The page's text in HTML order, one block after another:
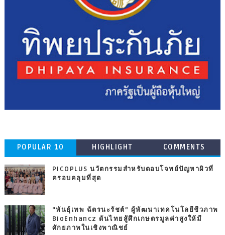
POPULAR 10 HIGHLIGHT COMMENTS
PICOPLUS นวัตกรรมสำหรับตอบโจทย์ปัญหาผิวที่
ครอบคลุมที่สุด
“พันธุ์เทพ ฉัตรนะรัชต์” ผู้พัฒนาเทคโนโลยีชีวภาพ
BioEnhancz ดันไทยสู้ศึกเกษตรมูลค่าสูงให้มี
ศักยภาพในเชิงพาณิชย์